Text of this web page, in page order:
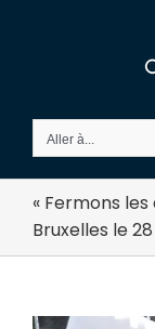
Aller à...
« Fermons
Bruxelles le 28